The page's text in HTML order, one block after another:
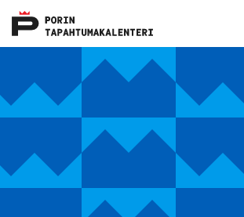
content